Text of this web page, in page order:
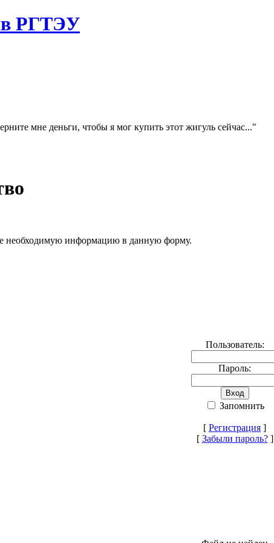
РГТЭУ
мне деньги, чтобы я мог купить этот жигуль сейчас..."
необходимую информацию в данную форму.
Пользователь:
Пароль:
Запомнить
[ Регистрация ]
[ Забыли пароль?]